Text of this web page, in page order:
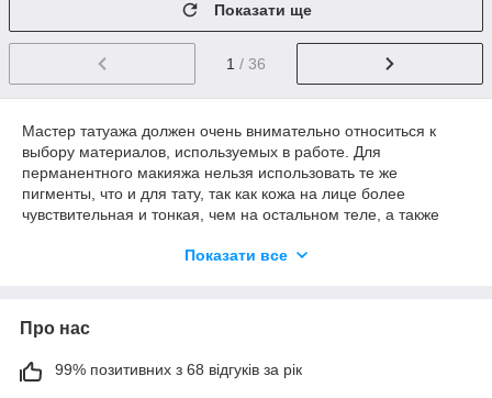
Показати ще
1 / 36
Мастер татуажа должен очень внимательно относиться к
выбору материалов, используемых в работе. Для
перманентного макияжа нельзя использовать те же
пигменты, что и для тату, так как кожа на лице более
чувствительная и тонкая, чем на остальном теле, а также
даже небольшие изменения в цвете татуажа могут испортить
предъявляются особые требования:
Показати все
Про нас
99% позитивних з 68 відгуків за рік